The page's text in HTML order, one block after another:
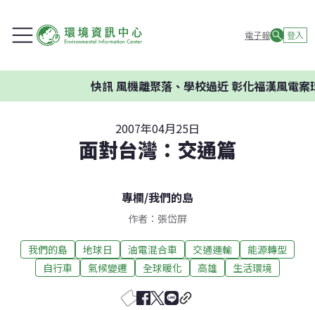
電子報 登入
風機離聚落、學校過近 彰化福漢風電案環委
2007年04月25日
面對台灣：交通篇
專欄/我們的島
作者：張岱屏
我們的島 地球日 油電混合車 交通運輸
能源轉型
自行車
氣候變遷 全球暖化 高雄 生活環境